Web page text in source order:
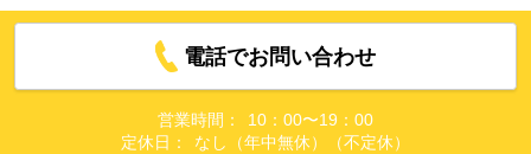
電話でお問い合わせ
営業時間：
10：00〜19：00
定休日：
なし（年中無休）（不定休）